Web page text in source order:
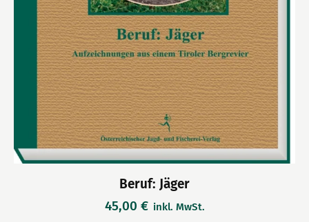
Beruf: Jäger
45,00 € inkl. MwSt.